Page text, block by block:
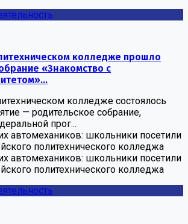
колледже прошло
«Знакомство с
колледже состоялось
— родительское собрание,
прог...
автомехаников: школьники посетили
политехнического колледжа
автомехаников: школьники посетили
политехнического колледжа